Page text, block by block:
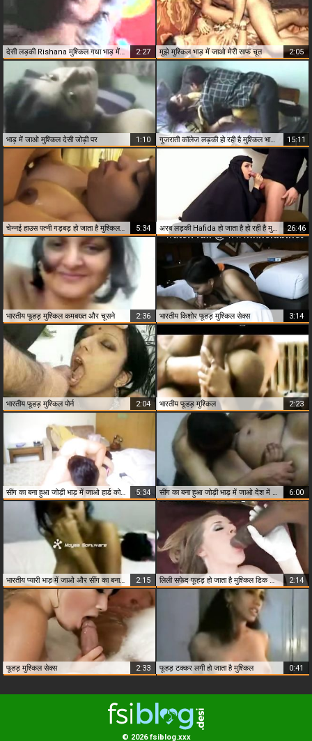
देसी लड़की Rishana मुश्किल गधा भाड़ में जाओ 2:27 मुझे मुश्किल भाड़ में जाओ मेरी साफ चूत 2:05
भाड़ में जाओ मुश्किल देसी जोड़ी पर 1:10 गुजराती कॉलेज लड़की हो रही है मुश्किल भाड़ में जाओ छिपा हुआ कैम एमएमएस 15:11
चेन्नई हाउस पत्नी गड़बड़ हो जाता है मुश्किल भाड़ में जाओ 5:34 26:46
भारतीय फूहड़ मुश्किल कमबख्त और चूसने 2:36 भारतीय किशोर फूहड़ मुश्किल सेक्स 3:14
भारतीय फूहड़ मुश्किल पोर्न 2:04 भारतीय फूहड़ मुश्किल 2:23
सींग का बना हुआ जोड़ी भाड़ में जाओ हार्ड कोर में होटल 5:34 सींग का बना हुआ जोड़ी भाड़ में जाओ देश में लॉज 6:00
भारतीय प्यारी भाड़ में जाओ और सींग का बना हुआ 2:15 लिली सफेद फूहड़ हो जाता है मुश्किल डिक के साथ 2:14
फूहड़ मुश्किल सेक्स 2:33 फूहड़ टक्कर लगी हो जाता है मुश्किल 0:41
© 2026 fsiblog.xxx